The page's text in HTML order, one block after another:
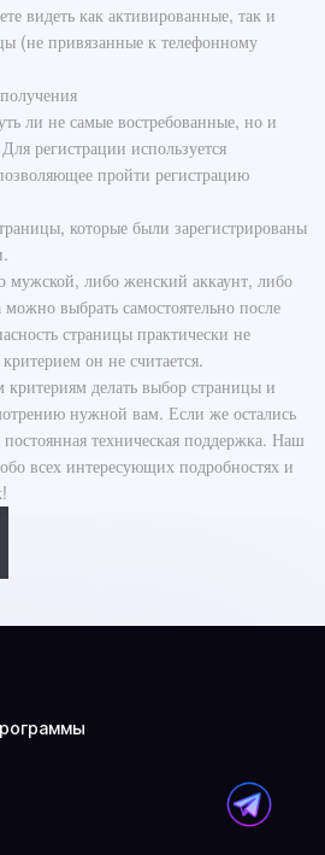
видеть как активированные, так и
(не привязанные к телефонному
ли не самые востребованные, но и
регистрации используется
пройти регистрацию
которые были зарегистрированы
либо женский аккаунт, либо
выбрать самостоятельно после
страницы практически не
он не считается.
критериям делать выбор страницы и
нужной вам. Если же остались
техническая поддержка. Наш
всех интересующих подробностях и